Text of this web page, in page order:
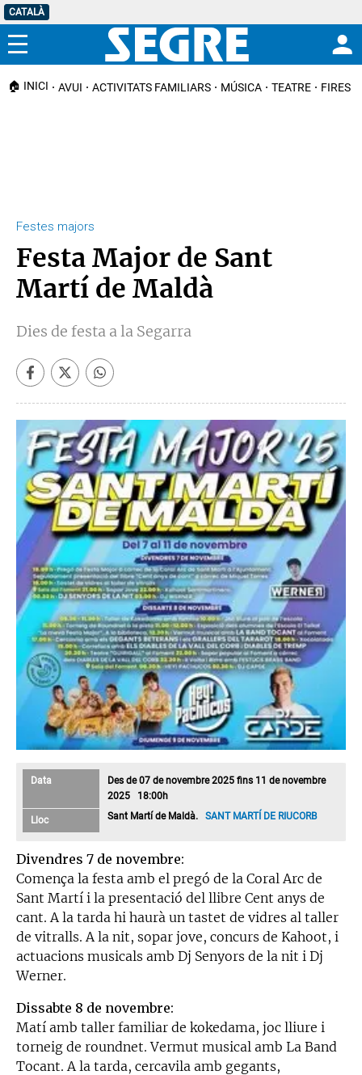
CATALÀ
Menú
🏠 INICI AVUI ACTIVITATS FAMILIARS MÚSICA TEATRE FIRES I
Festes majors
Festa Major de Sant
Martí de Maldà
Dies de festa a la Segarra
Data
Des de 07 de novembre 2025 fins 11 de novembre
2025 18:00h
Lloc Sant Martí de Maldà.SANT MARTÍ DE RIUCORB
Divendres 7 de novembre:
Comença la festa amb el pregó de la Coral Arc de
Sant Martí i la presentació del llibre Cent anys de
cant. A la tarda hi haurà un tastet de vidres al taller
de vitralls. A la nit, sopar jove, concurs de Kahoot, i
actuacions musicals amb Dj Senyors de la nit i Dj
Werner.
Dissabte 8 de novembre:
Matí amb taller familiar de kokedama, joc lliure i
torneig de roundnet. Vermut musical amb La Band
Tocant. A la tarda, cercavila amb gegants,